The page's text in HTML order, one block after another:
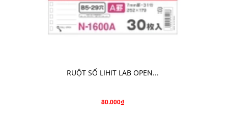
RUỘT SỔ LIHIT LAB OPEN...
80.000₫